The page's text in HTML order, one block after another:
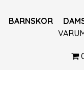
BARNSKOR